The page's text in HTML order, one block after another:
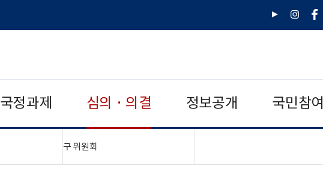
유
인
페
국정과제 심의 · 의결 정보공개 국민참여
구 위원회